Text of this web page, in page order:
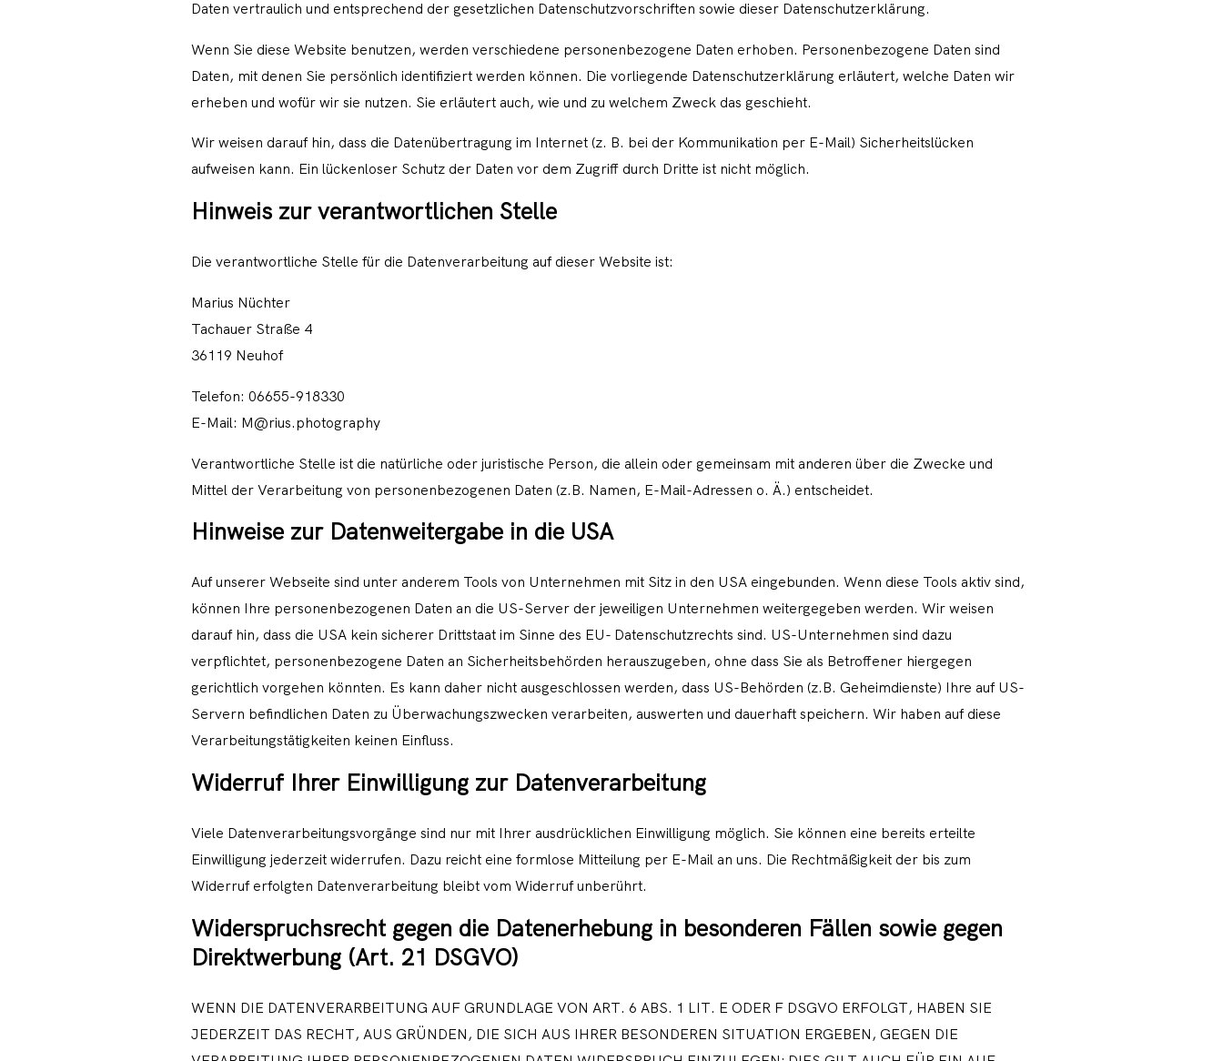
Daten vertraulich und entsprechend der gesetzlichen Datenschutzvorschriften sowie dieser Datenschutzerklärung.
Wenn Sie diese Website benutzen, werden verschiedene personenbezogene Daten erhoben. Personenbezogene Daten sind
Daten, mit denen Sie persönlich identifiziert werden können. Die vorliegende Datenschutzerklärung erläutert, welche Daten wir
erheben und wofür wir sie nutzen. Sie erläutert auch, wie und zu welchem Zweck das geschieht.
Wir weisen darauf hin, dass die Datenübertragung im Internet (z. B. bei der Kommunikation per E-Mail) Sicherheitslücken
aufweisen kann. Ein lückenloser Schutz der Daten vor dem Zugriff durch Dritte ist nicht möglich.
Hinweis zur verantwortlichen Stelle
Die verantwortliche Stelle für die Datenverarbeitung auf dieser Website ist:
Marius Nüchter
Tachauer Straße 4
36119 Neuhof
Telefon: 06655-918330
E-Mail: M@rius.photography
Verantwortliche Stelle ist die natürliche oder juristische Person, die allein oder gemeinsam mit anderen über die Zwecke und
Mittel der Verarbeitung von personenbezogenen Daten (z.B. Namen, E-Mail-Adressen o. Ä.) entscheidet.
Hinweise zur Datenweitergabe in die USA
Auf unserer Webseite sind unter anderem Tools von Unternehmen mit Sitz in den USA eingebunden. Wenn diese Tools aktiv sind,
können Ihre personenbezogenen Daten an die US-Server der jeweiligen Unternehmen weitergegeben werden. Wir weisen
darauf hin, dass die USA kein sicherer Drittstaat im Sinne des EU- Datenschutzrechts sind. US-Unternehmen sind dazu
verpflichtet, personenbezogene Daten an Sicherheitsbehörden herauszugeben, ohne dass Sie als Betroffener hiergegen
gerichtlich vorgehen könnten. Es kann daher nicht ausgeschlossen werden, dass US-Behörden (z.B. Geheimdienste) Ihre auf US-
Servern befindlichen Daten zu Überwachungszwecken verarbeiten, auswerten und dauerhaft speichern. Wir haben auf diese
Verarbeitungstätigkeiten keinen Einfluss.
Widerruf Ihrer Einwilligung zur Datenverarbeitung
Viele Datenverarbeitungsvorgänge sind nur mit Ihrer ausdrücklichen Einwilligung möglich. Sie können eine bereits erteilte
Einwilligung jederzeit widerrufen. Dazu reicht eine formlose Mitteilung per E-Mail an uns. Die Rechtmäßigkeit der bis zum
Widerruf erfolgten Datenverarbeitung bleibt vom Widerruf unberührt.
Widerspruchsrecht gegen die Datenerhebung in besonderen Fällen sowie gegen
Direktwerbung (Art. 21 DSGVO)
WENN DIE DATENVERARBEITUNG AUF GRUNDLAGE VON ART. 6 ABS. 1 LIT. E ODER F DSGVO ERFOLGT, HABEN SIE
JEDERZEIT DAS RECHT, AUS GRÜNDEN, DIE SICH AUS IHRER BESONDEREN SITUATION ERGEBEN, GEGEN DIE